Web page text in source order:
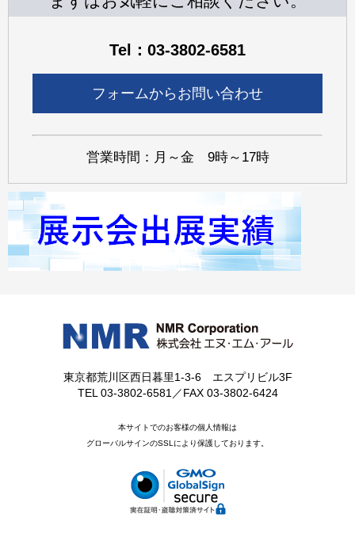
Tel：03-3802-6581
フォームからお問い合わせ
営業時間：月～金 9時～17時
東京都荒川区西日暮里1-3-6 エスプリビル3F
TEL 03-3802-6581／FAX 03-3802-6424
本サイトでのお客様の個人情報は
グローバルサインのSSLにより保護しております。